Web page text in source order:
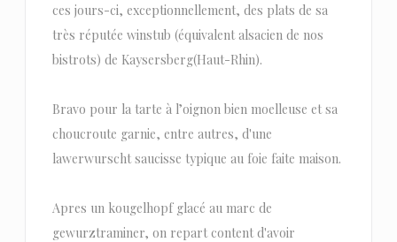
ces jours-ci, exceptionnellement, des plats de sa
très réputée winstub (équivalent alsacien de nos
bistrots) de Kaysersberg(Haut-Rhin).
Bravo pour la tarte à l’oignon bien moelleuse et sa
choucroute garnie, entre autres, d'une
lawerwurscht saucisse typique au foie faite maison.
Apres un kougelhopf glacé au marc de
gewurztraminer, on repart content d'avoir